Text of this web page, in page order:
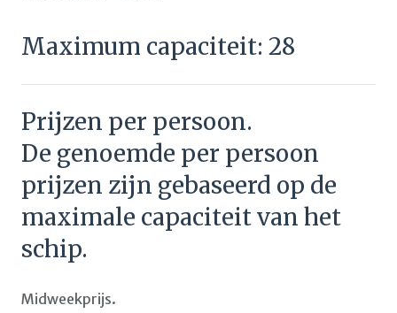
Maximum capaciteit: 28
Prijzen per persoon.
De genoemde per persoon
prijzen zijn gebaseerd op de
maximale capaciteit van het
schip.
Midweekprijs.